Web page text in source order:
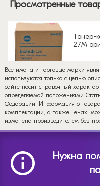
Просмотренные
Тонер-
27M
Все имена и торговые марки
используются только с целью
сайте носит справочный
определяемой положениями
Федерации. Информация о
комплектации, а также ценах,
изменена производителем без
Нужна